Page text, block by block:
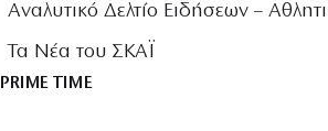
Αναλυτικό Δελτίο Ειδήσεων –
Τα Νέα του ΣΚΑΪ
PRIME TIME